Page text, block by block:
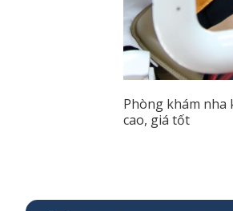
Phòng khám nha
cao, giá tốt